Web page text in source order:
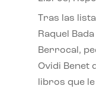
Tras las
Raquel
Berrocal,
Ovidi Benet
libros que